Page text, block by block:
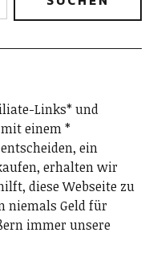
Links* und
einem *
ein
erhalten wir
diese Webseite zu
niemals Geld für
immer unsere